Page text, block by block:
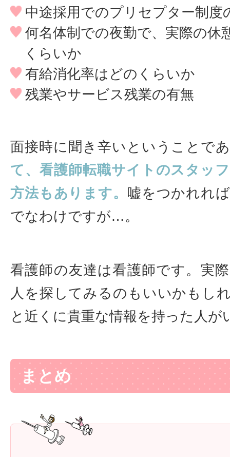
中途採用でのプリセプター制度
何名体制での夜勤で、実際の休
くらいか
有給消化率はどのくらいか
残業やサービス残業の有無
面接時に聞き辛いということで
て、看護師転職サイトのスタッ
方法もあります。 嘘をつかれれ
でなわけですが…。
看護師の友達は看護師です。実
人を探してみるのもいいかもし
と近くに貴重な情報を持った人が
まとめ